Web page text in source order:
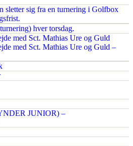
sletter sig fra en turnering i Golfbox
hver torsdag.
med Sct. Mathias Ure og Guld
med Sct. Mathias Ure og Guld –
JUNIOR) –